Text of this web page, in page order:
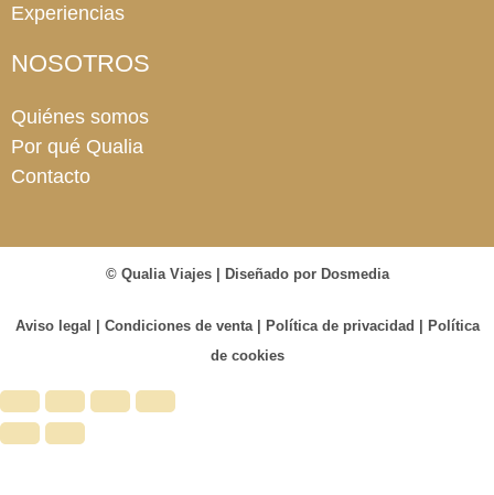
Experiencias
NOSOTROS
Quiénes somos
Por qué Qualia
Contacto
© Qualia Viajes | Diseñado por Dosmedia
Aviso legal | Condiciones de venta| Política de privacidad | Política
de cookies